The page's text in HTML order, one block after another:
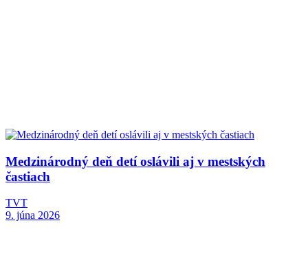
Medzinárodný deň detí oslávili aj v mestských
častiach
TVT
9. júna 2026